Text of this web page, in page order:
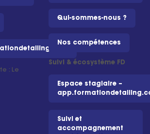
: Le
Qui-sommes-nous ?
Nos compétences
Suivi & écosystème FD
Espace stagiaire –
Suivi et
accompagnement